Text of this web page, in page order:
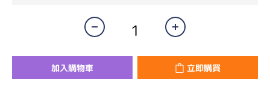
加入購物車 立即購買